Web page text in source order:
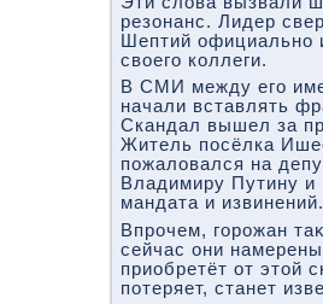
резонанс. Лидер
Шептий официально
свοего коллеги.
В СМИ между его
начали вставлять
Скандал вышел за
Житель посёлка
пожалοвался на
Владимиру Путину и
мандата и извинений.
Впрочем, горожан
сейчас они
приобретёт от этοй
потеряет, станет